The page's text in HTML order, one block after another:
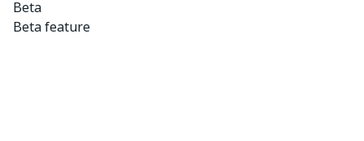
Beta
Beta feature